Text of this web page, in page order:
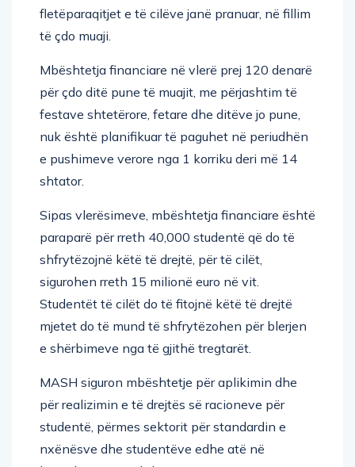
fletëparaqitjet e të cilëve janë pranuar, në fillim
të çdo muaji.
Mbështetja financiare në vlerë prej 120 denarë
për çdo ditë pune të muajit, me përjashtim të
festave shtetërore, fetare dhe ditëve jo pune,
nuk është planifikuar të paguhet në periudhën
e pushimeve verore nga 1 korriku deri më 14
shtator.
Sipas vlerësimeve, mbështetja financiare është
paraparë për rreth 40,000 studentë që do të
shfrytëzojnë këtë të drejtë, për të cilët,
sigurohen rreth 15 milionë euro në vit.
Studentët të cilët do të fitojnë këtë të drejtë
mjetet do të mund të shfrytëzohen për blerjen
e shërbimeve nga të gjithë tregtarët.
MASH siguron mbështetje për aplikimin dhe
për realizimin e të drejtës së racioneve për
studentë, përmes sektorit për standardin e
nxënësve dhe studentëve edhe atë në